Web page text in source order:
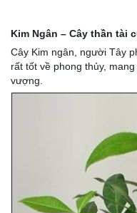
132
-
168
Võ
Chí
Nẵng
Kim Ngân – Cây thần tài
Cây Kim ngân, người Tây
rất tốt về phong thủy,
vượng.